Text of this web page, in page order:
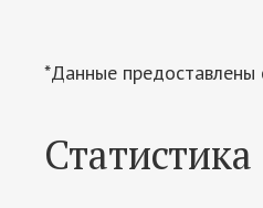
*Данные предоставлены
Статистика